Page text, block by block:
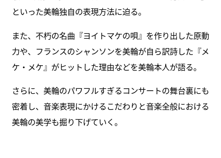
といった美輪独自の表現方法に迫る。
また、不朽の名曲『ヨイトマケの唄』を作り出した原動
力や、フランスのシャンソンを美輪が自ら訳詩した『メ
ケ・メケ』がヒットした理由などを美輪本人が語る。
さらに、美輪のパワフルすぎるコンサートの舞台裏にも
密着し、音楽表現にかけるこだわりと音楽全般における
美輪の美学も掘り下げていく。